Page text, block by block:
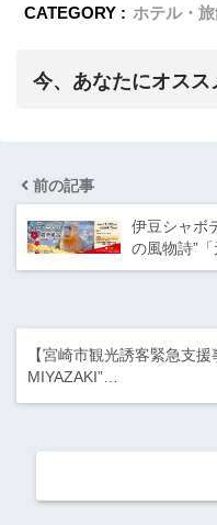
CATEGORY : ホテル・
今、あなたにオスス
前の記事
伊豆シャボ
の風物詩”「
【宮崎市観光誘客緊急支
MIYAZAKI”…